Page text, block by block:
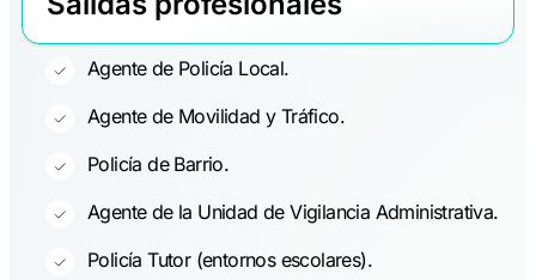
Agente de Policía Local.
Agente de Movilidad y Tráfico.
Policía de Barrio.
Agente de la Unidad de Vigilancia Administrativa.
Policía Tutor (entornos escolares).